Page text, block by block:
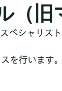
（旧
ペシャリスト
を行います。